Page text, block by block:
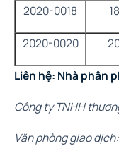
2020-0018
2020-0020
Liên hệ: Nhà phân
Công ty TNHH
Văn phòng giao